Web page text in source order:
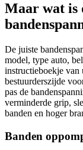
Maar wat is
De juiste
model, type auto,
instructieboekje
bestuurderszijde
pas de
verminderde grip,
banden en hoger
Banden